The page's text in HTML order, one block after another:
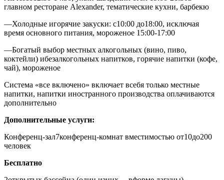
главном ресторане Alexander, тематические кухни, барбекю
—Холодные игорячие закуски: с10:00 до18:00, исключая
время основного питания, мороженое 15:00-17:00
—Богатый выбор местных алкогольных (вино, пиво,
коктейли) ибезалкогольных напитков, горячие напитки (кофе,
чай), мороженое
Система «все включено» включает всебя только местные
напитки, напитки иностранного производства оплачиваются
дополнительно
Дополнительные услуги:
Конференц-зал7конференц-комнат вместимостью от10до200
человек
Бесплатно